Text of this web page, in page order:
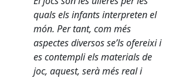
quals els infants interpreten el
món. Per tant, com més
aspectes diversos se’ls ofereixi i
es contempli els materials de
joc, aquest, serà més real i